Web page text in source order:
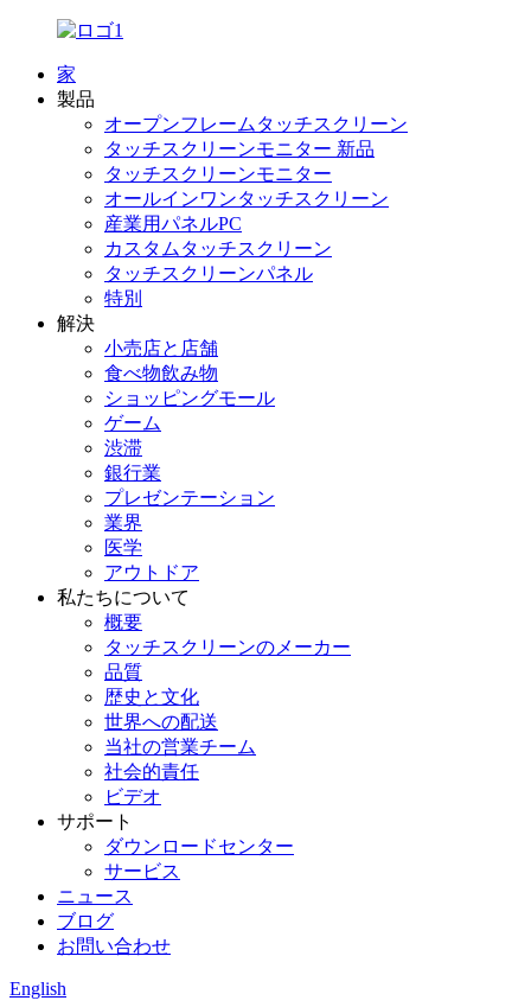
家
製品
オープンフレームタッチスクリーン
タッチスクリーンモニター 新品
タッチスクリーンモニター
オールインワンタッチスクリーン
産業用パネルPC
カスタムタッチスクリーン
タッチスクリーンパネル
特別
解決
小売店と店舗
食べ物飲み物
ショッピングモール
ゲーム
渋滞
銀行業
プレゼンテーション
業界
医学
アウトドア
私たちについて
概要
タッチスクリーンのメーカー
品質
歴史と文化
世界への配送
当社の営業チーム
社会的責任
ビデオ
サポート
ダウンロードセンター
サービス
ニュース
ブログ
お問い合わせ
English